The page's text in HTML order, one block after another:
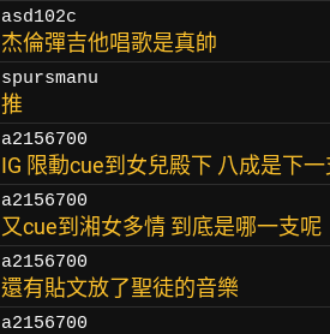
asd102c
杰倫彈吉他唱歌是真帥
spursmanu
推
a2156700
IG 限動cue到女兒殿下 八成是下
a2156700
又cue到湘女多情 到底是哪一支呢
a2156700
還有貼文放了聖徒的音樂
a2156700